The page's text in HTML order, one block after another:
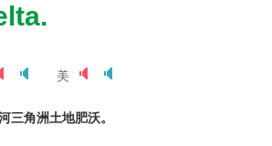
美
三角洲土地肥沃。